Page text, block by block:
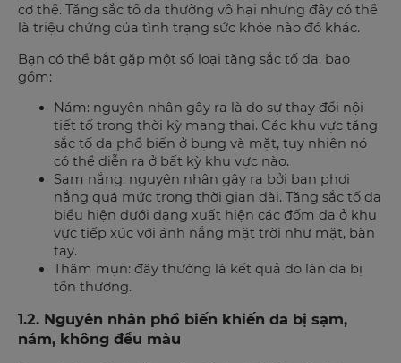
cơ thể. Tăng sắc tố da thường vô hại nhưng đây có thể
là triệu chứng của tình trạng sức khỏe nào đó khác.
Bạn có thể bắt gặp một số loại tăng sắc tố da, bao
gồm:
Nám: nguyên nhân gây ra là do sự thay đổi nội
tiết tố trong thời kỳ mang thai. Các khu vực tăng
sắc tố da phổ biến ở bụng và mặt, tuy nhiên nó
có thể diễn ra ở bất kỳ khu vực nào.
Sạm nắng: nguyên nhân gây ra bởi bạn phơi
nắng quá mức trong thời gian dài. Tăng sắc tố da
biểu hiện dưới dạng xuất hiện các đốm da ở khu
vực tiếp xúc với ánh nắng mặt trời như mặt, bàn
tay.
Thâm mụn: đây thường là kết quả do làn da bị
tổn thương.
1.2. Nguyên nhân phổ biến khiến da bị sạm,
nám, không đều màu